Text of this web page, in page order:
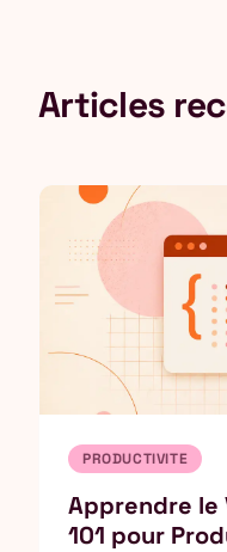
Articles
PRODUCTIVITE
Apprendre le
101 pour